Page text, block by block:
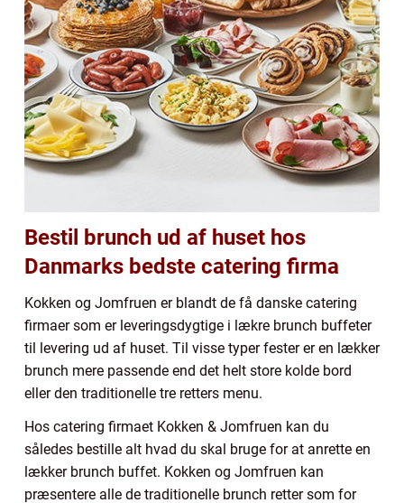
Bestil brunch ud af huset hos
Danmarks bedste catering firma
Kokken og Jomfruen er blandt de få danske catering
firmaer som er leveringsdygtige i lækre brunch buffeter
til levering ud af huset. Til visse typer fester er en lækker
brunch mere passende end det helt store kolde bord
eller den traditionelle tre retters menu.
Hos catering firmaet Kokken & Jomfruen kan du
således bestille alt hvad du skal bruge for at anrette en
lækker brunch buffet. Kokken og Jomfruen kan
præsentere alle de traditionelle brunch retter som for